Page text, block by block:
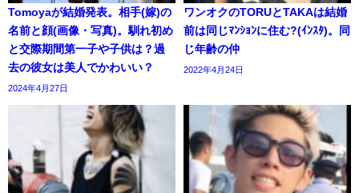
Tomoyaが結婚発表。相手(嫁)の
名前と顔(画像・写真)。馴れ初め
と交際期間第一子や子供は？過
去の彼女は美人でかわいい？
2024年4月27日
ワンオクのTORUとTAKAは結婚
前は同じﾏﾝｼｮﾝに住む?(ｲﾝｽﾀ)。同
じ年齢の仲
2022年4月24日